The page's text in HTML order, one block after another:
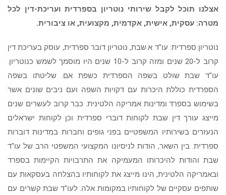
אצלנו תוכל לקבל שירותי נוטריון בספרדית ועריכת-דין לכל
מטרה: עסקית, אישית, אקדמית, מקצועית, או ציבורית.
נוטריון ספרדית: עו"ד א.שבת, נוטריון דובר ספרדית, עוסק בעריכת דין
קרוב ל-20 שנים ומזה קרוב ל-10 שנים היו מוסמך לשמש כנוטריון.
עו"ד שבת שולט בשפה הספרדית כשפת אם. שליטתו בשפה
הספרדית כוללת היכרות עם דקויות השפה ועם ניבים שונים אשר
בשימוש בספרד ומדינות אמריקה הלטינית. כבר קרוב לעשרים שנים
מייצג עורך דין שבת לקוחות דוברי ספרדית וכן לקוחות ישראלים
הנעזרים בשירותיו המשפטיים בפני גופים וחברות במדינות דוברות
ספרדית. בין השאר, הודות לניסיונו המקצועי המשפטי הרב של עו"ד
שבת והודות להיכרותו המעמיקה את התרבויות הקיימות בספרד
ובאמריקה הלטינית, הינו מייצג את לקוחותיו בהצלחה בעסקאות עם
שותפים עסקיים של לקוחותיו במקומות אלה. לעו"ד שבת קשרים עם